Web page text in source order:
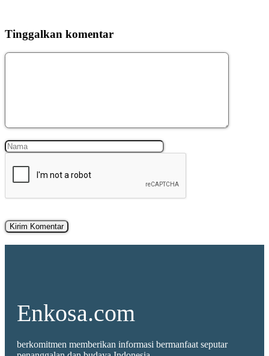
Tinggalkan komentar
Komentar
Nama Surel
Enkosa.com
berkomitmen memberikan informasi bermanfaat seputar